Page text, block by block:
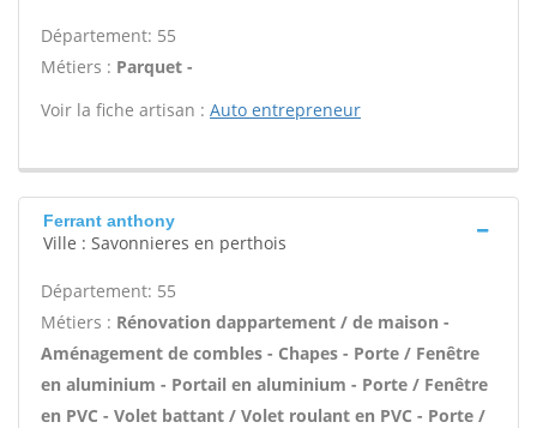
Département: 55
Métiers : Parquet -
Voir la fiche artisan : Auto entrepreneur
Ferrant anthony
Ville : Savonnieres en perthois
Département: 55
Métiers : Rénovation dappartement / de maison -
Aménagement de combles - Chapes - Porte / Fenêtre
en aluminium - Portail en aluminium - Porte / Fenêtre
en PVC - Volet battant / Volet roulant en PVC - Porte /